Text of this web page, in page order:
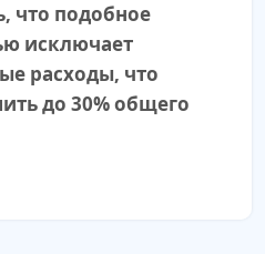
что подобное
исключает
расходы, что
до 30% общего